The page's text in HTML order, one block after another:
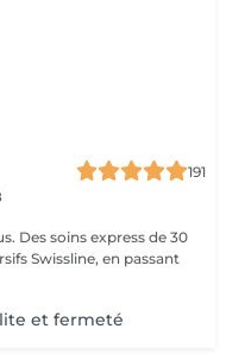
191
Des soins express de 30
Swissline, en passant
et fermeté